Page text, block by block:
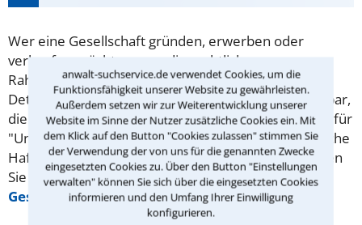
anwalt-suchservice.de verwendet Cookies, um die
Funktionsfähigkeit unserer Website zu gewährleisten.
Außerdem setzen wir zur Weiterentwicklung unserer
Website im Sinne der Nutzer zusätzliche Cookies ein. Mit
dem Klick auf den Button "Cookies zulassen" stimmen Sie
der Verwendung der von uns für die genannten Zwecke
eingesetzten Cookies zu. Über den Button "Einstellungen
verwalten" können Sie sich über die eingesetzten Cookies
informieren und den Umfang Ihrer Einwilligung
konfigurieren.
Wer eine Gesellschaft gründen, erwerben oder
verkaufen möchte, muss die rechtlichen
Rahmenbedingungen genauestens kennen. Viele
Details sind für Laien jedoch schlicht undurchschaubar,
die rechtlichen Folgen gelten bekanntlich aber auch für
"Unwissende". Das betrifft vor allem auch die Bereiche
Haftung oderSteuerrechtvon Gesellschaften. Holen
Sie sich fachliche Hilfe beim Anwalt
Gesellschaftsrechtin Osnabrück.